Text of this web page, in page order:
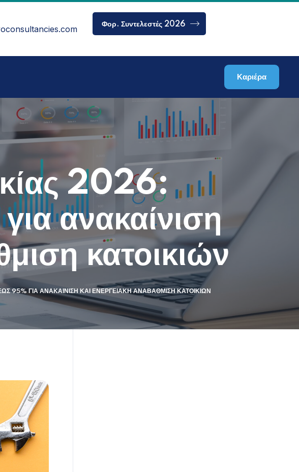
Φορ. Συντελεστές 2026
Καριέρα
2026:
ανακαίνιση
κατοικιών
95% ΓΙΑ ΑΝΑΚΑΊΝΙΣΗ ΚΑΙ ΕΝΕΡΓΕΙΑΚΉ ΑΝΑΒΆΘΜΙΣΗ ΚΑΤΟΙΚΙΏΝ